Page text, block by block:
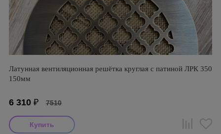
Латунная вентиляционная решётка круглая с патиной ЛРК 350
150мм
6 310 ₽ 7510